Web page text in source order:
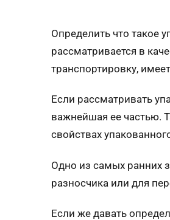
Определить что такое
рассматривается в
транспортировку,
Если рассматривать
важнейшая ее частью.
свойствах
Одно из самых ранних
разносчика или для
Если же давать